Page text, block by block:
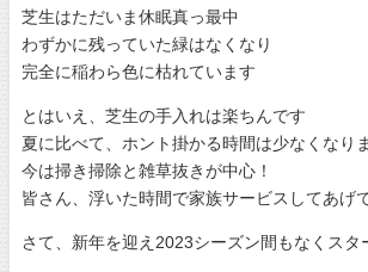
芝生はただいま休眠真っ最中
わずかに残っていた緑はなくなり
完全に稲わら色に枯れています
とはいえ、芝生の手入れは楽ちんです
夏に比べて、ホント掛かる時間は少なくなり
今は掃き掃除と雑草抜きが中心！
皆さん、浮いた時間で家族サービスしてあげ
さて、新年を迎え2023シーズン間もなくスタ